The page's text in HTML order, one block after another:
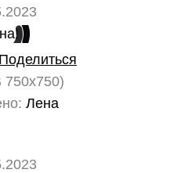
Поделиться
750x750)
Лена